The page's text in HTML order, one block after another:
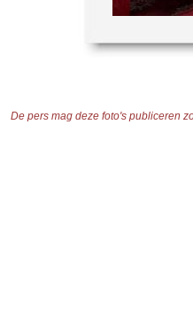
De pers mag deze foto's publiceren